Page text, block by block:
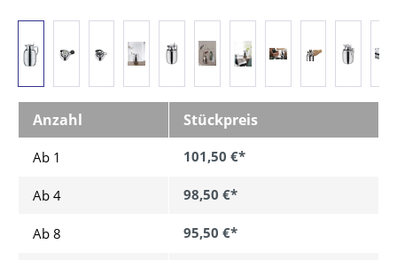
Anzahl Stückpreis
Ab 1 101,50 €*
Ab 4 98,50 €*
Ab 8 95,50 €*